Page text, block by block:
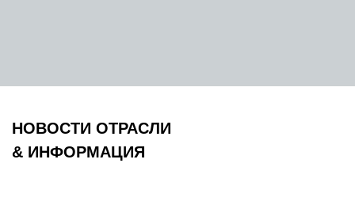
НОВОСТИ ОТРАСЛИ
& ИНФОРМАЦИЯ